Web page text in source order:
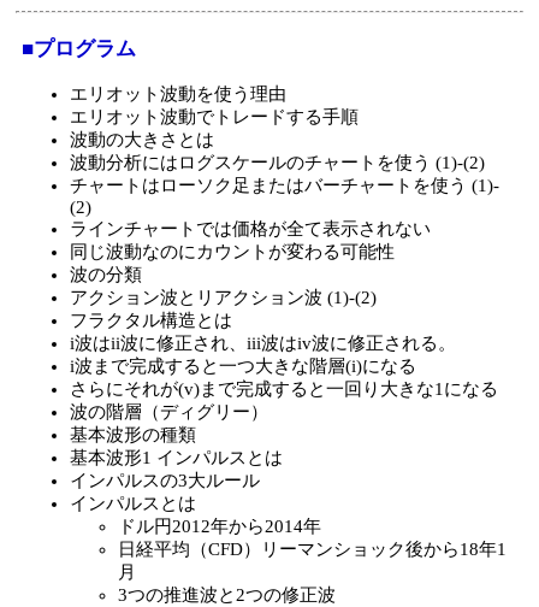
■プログラム
エリオット波動を使う理由
エリオット波動でトレードする手順
波動の大きさとは
波動分析にはログスケールのチャートを使う (1)-(2)
チャートはローソク足またはバーチャートを使う (1)-
(2)
ラインチャートでは価格が全て表示されない
同じ波動なのにカウントが変わる可能性
波の分類
アクション波とリアクション波 (1)-(2)
フラクタル構造とは
i波はii波に修正され、iii波はiv波に修正される。
i波まで完成すると一つ大きな階層(i)になる
さらにそれが(v)まで完成すると一回り大きな1になる
波の階層（ディグリー）
基本波形の種類
基本波形1 インパルスとは
インパルスの3大ルール
インパルスとは
ドル円2012年から2014年
日経平均（CFD）リーマンショック後から18年1
月
3つの推進波と2つの修正波